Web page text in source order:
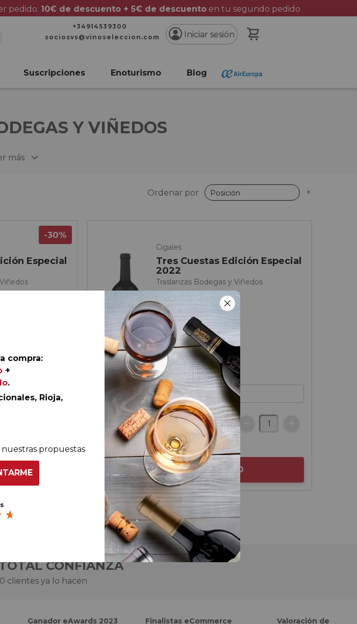
pedido: 10€ de descuento + 5€ de descuentoen tu segundo pedido
+34914539300
sociosvs@vinoseleccion.com
Iniciar sesión
Suscripciones Enoturismo Blog
Y VIÑEDOS
más
Ordenar por
Especial
-30%
Cigales
Tres Cuestas Edición Especial
2022
Traslanzas Bodegas y Viñedos
80€
€/ botella
AÑADIR AL CARRITO
CONFIANZA
clientes ya lo hacen
Ganador eAwards 2023
Finalistas eCommerce
Valoración de
compra:
+
.
Rioja,
propuestas